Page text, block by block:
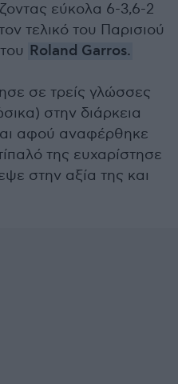
εύκολα 6-3,6-2
τελικό του Παρισιού
Roland Garros.
σε τρείς γλώσσες
στην διάρκεια
αφού αναφέρθηκε
της ευχαρίστησε
στην αξία της και